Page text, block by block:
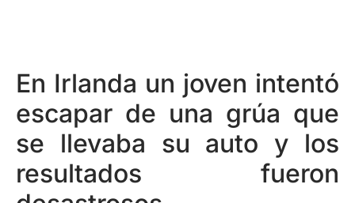
En Irlanda un joven intentó
escapar de una grúa que
se llevaba su auto y los
resultados fueron